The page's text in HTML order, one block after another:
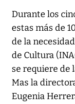
Durante los
estas más de
de la
de Cultura
se requiere de
Mas la
Eugenia